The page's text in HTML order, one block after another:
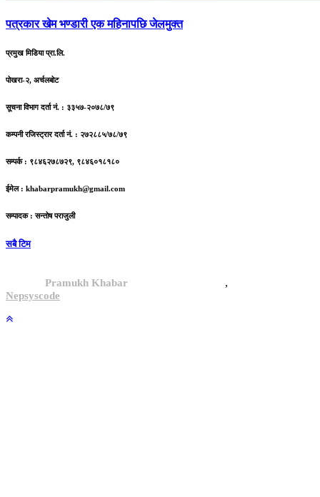
पत्रकारखेम भण्डारी एक महिनापछि जेलमुक्त
प्रमुख मिडिया प्रा.लि.
पोखरा-२, अर्चलबोट
सूचना विभाग दर्ता नं. : ३३५७-२०७८/७९
कम्पनी रजिस्ट्रार दर्ता नं. : २७२८८५/७८/७९
सम्पर्क : ९८४६२७८७२९, ९८४६०१८१८०
ईमेल : khabarpramukh@gmail.com
सम्पादक : सन्तोष पराजुली
सबै टिम
Pramukh Khabar, All rights reserved. ,
Nepsyscode